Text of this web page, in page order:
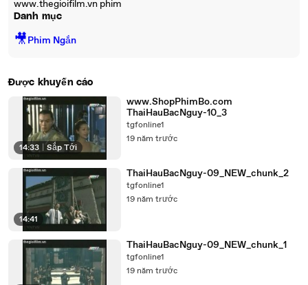
www.thegioifilm.vn phim
Danh mục
🎥Phim Ngắn
Được khuyến cáo
14:33 Sắp Tới
www.ShopPhimBo.com
ThaiHauBacNguy-10_3
tgfonline1
19 năm trước
14:41
ThaiHauBacNguy-09_NEW_chunk_2
tgfonline1
19 năm trước
ThaiHauBacNguy-09_NEW_chunk_1
tgfonline1
19 năm trước